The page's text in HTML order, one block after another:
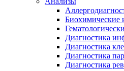
Биохимические
Диагностика
Диагностика
Диагностика
Диагностика